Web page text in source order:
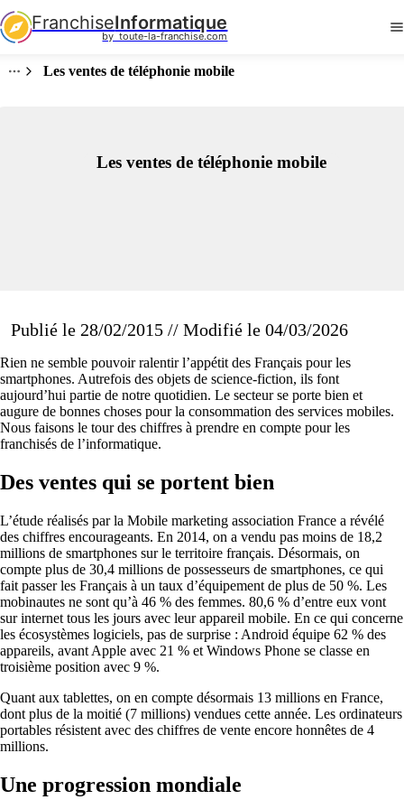
FranchiseInformatique
by  toute-la-franchise.com
Les ventes de téléphonie mobile
Les ventes de téléphonie mobile
Publié le 28/02/2015 // Modifié le 04/03/2026
Rien ne semble pouvoir ralentir l’appétit des Français pour les
smartphones. Autrefois des objets de science-fiction, ils font
aujourd’hui partie de notre quotidien. Le secteur se porte bien et
augure de bonnes choses pour la consommation des services mobiles.
Nous faisons le tour des chiffres à prendre en compte pour les
franchisés de l’informatique.
Des ventes qui se portent bien
L’étude réalisés par la Mobile marketing association France a révélé
des chiffres encourageants. En 2014, on a vendu pas moins de 18,2
millions de smartphones sur le territoire français. Désormais, on
compte plus de 30,4 millions de possesseurs de smartphones, ce qui
fait passer les Français à un taux d’équipement de plus de 50 %. Les
mobinautes ne sont qu’à 46 % des femmes. 80,6 % d’entre eux vont
sur internet tous les jours avec leur appareil mobile. En ce qui concerne
les écosystèmes logiciels, pas de surprise : Android équipe 62 % des
appareils, avant Apple avec 21 % et Windows Phone se classe en
troisième position avec 9 %.
Quant aux tablettes, on en compte désormais 13 millions en France,
dont plus de la moitié (7 millions) vendues cette année. Les ordinateurs
portables résistent avec des chiffres de vente encore honnêtes de 4
millions.
Une progression mondiale